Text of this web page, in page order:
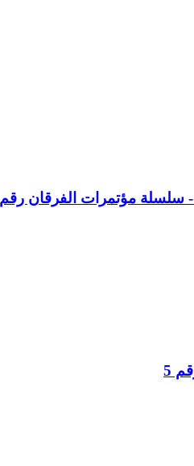
سلسلة مؤتمرات الفرقان رقم 6
5